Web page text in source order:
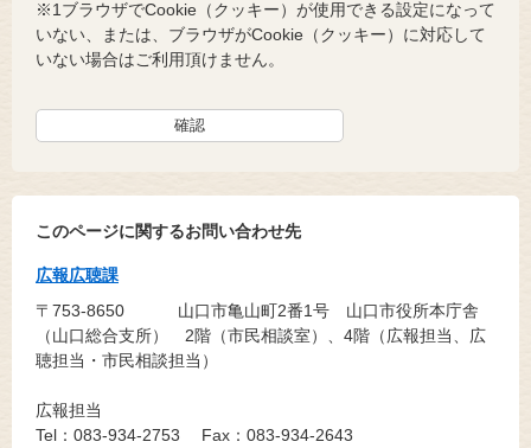
※1ブラウザでCookie（クッキー）が使用できる設定になって
いない、または、ブラウザがCookie（クッキー）に対応して
いない場合はご利用頂けません。
このページに関するお問い合わせ先
広報広聴課
〒753-8650
山口市亀山町2番1号 山口市役所本庁舎
（山口総合支所） 2階（市民相談室）、4階（広報担当、広
聴担当・市民相談担当）
広報担当
Tel：083-934-2753
Fax：083-934-2643